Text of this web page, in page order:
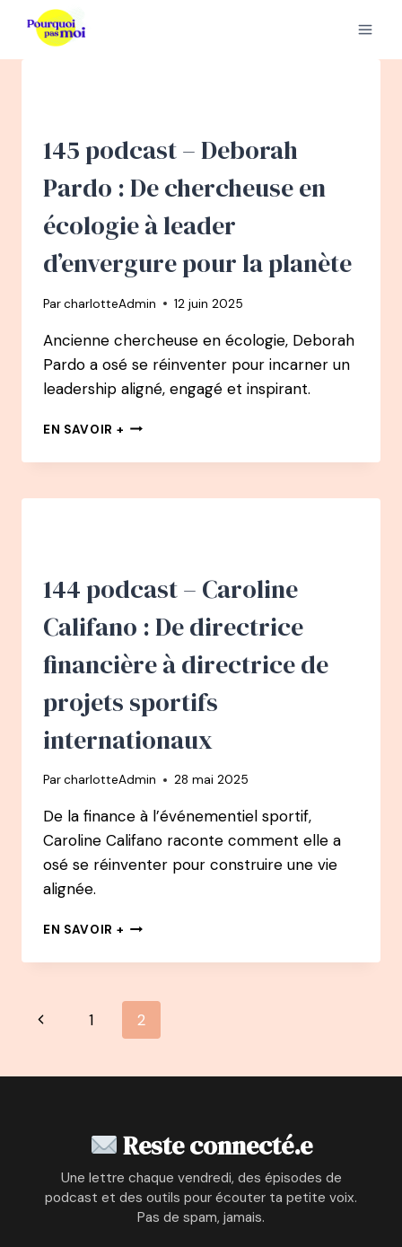
contenu
145 podcast – Deborah
Pardo : De chercheuse en
écologie à leader
d’envergure pour la planète
ParcharlotteAdmin 12 juin 2025
Ancienne chercheuse en écologie, Deborah
Pardo a osé se réinventer pour incarner un
leadership aligné, engagé et inspirant.
EN SAVOIR + 145
–
PARDO
ÉCOLOGIE
LEADER
D’ENVERGURE
POUR
PLANÈTE
144 podcast – Caroline
Califano : De directrice
financière à directrice de
projets sportifs
internationaux
ParcharlotteAdmin 28 mai 2025
De la finance à l’événementiel sportif,
Caroline Califano raconte comment elle a
osé se réinventer pour construire une vie
alignée.
EN SAVOIR + 144
–
CALIFANO
DE
FINANCIÈRE
DE
PROJETS
SPORTIFS
INTERNATIONAUX
Navigation
Page
1 2
Reste connecté.e
Une lettre chaque vendredi, des épisodes de
podcast et des outils pour écouter ta petite voix.
Pas de spam, jamais.